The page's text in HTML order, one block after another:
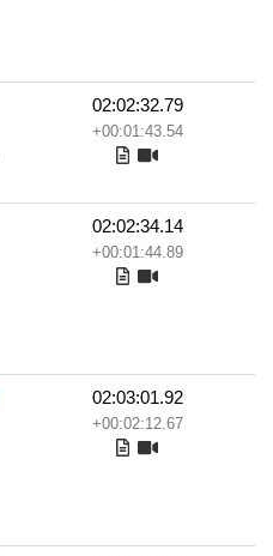
02:02:32.79
+00:01:43.54
02:02:34.14
+00:01:44.89
02:03:01.92
+00:02:12.67